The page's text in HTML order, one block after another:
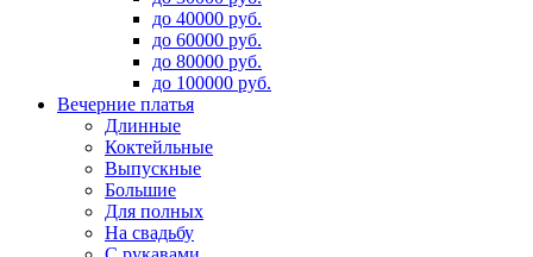
до 40000 руб.
до 60000 руб.
до 80000 руб.
до 100000 руб.
Вечерние платья
Длинные
Коктейльные
Выпускные
Большие
Для полных
На свадьбу